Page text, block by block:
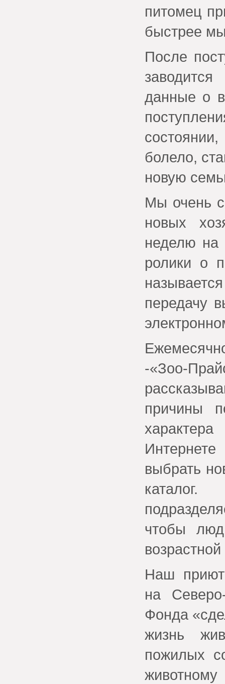
питомец
быстрее
После
данные о
болело,
новую
Мы очень
новых
неделю на
ролики о
передачу
-«Зоо-
причины
выбрать
чтобы
Наш приют
на
Фонда
жизнь
пожилых